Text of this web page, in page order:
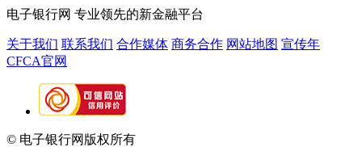
电子银行网 专业领先的新金融平台
关于我们 联系我们 合作媒体 商务合作 网站地图 宣传年
CFCA官网
© 电子银行网版权所有